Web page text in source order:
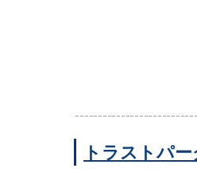
トラストパ